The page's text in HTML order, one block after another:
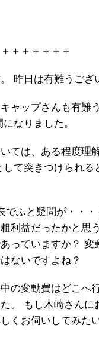
＋＋＋＋＋＋
昨日は有難うござ
ャップさんも有難
なりました。
ては、ある程度理
して突きつけられる
でふと疑問が・・・
利益だったかと思
っていますか？ 変
ないですよね？
の変動費はどこへ
。
もし木崎さんに
くお伺いしてみたい